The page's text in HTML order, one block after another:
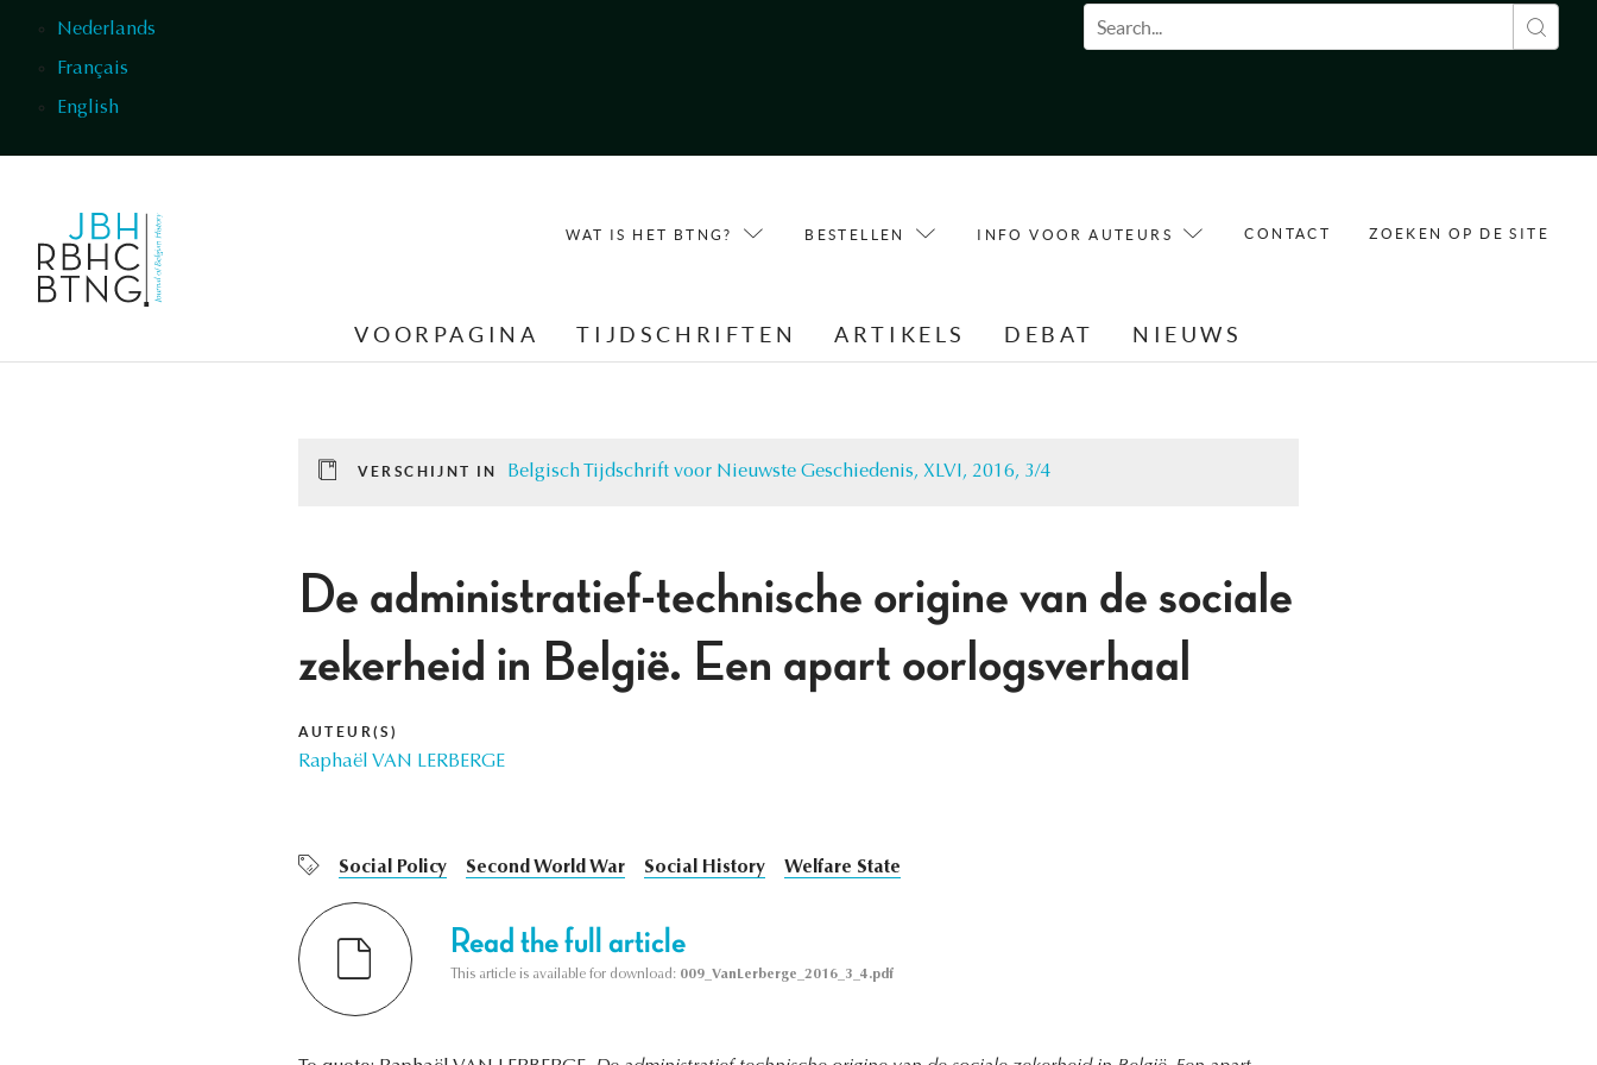
Nederlands
Français
English
Zoekveld
WAT IS HET BTNG? BESTELLEN INFO VOOR AUTEURS CONTACT ZOEKEN OP DE SITE
VOORPAGINA TIJDSCHRIFTEN ARTIKELS DEBAT NIEUWS
VERSCHIJNT IN Belgisch Tijdschrift voor Nieuwste Geschiedenis, XLVI, 2016, 3/4
De administratief-technische origine van de sociale
zekerheid in België. Een apart oorlogsverhaal
AUTEUR(S)
Raphaël VAN LERBERGE
Social Policy Second World War Social History Welfare State
Read the full article
This article is available for download: 009_VanLerberge_2016_3_4.pdf